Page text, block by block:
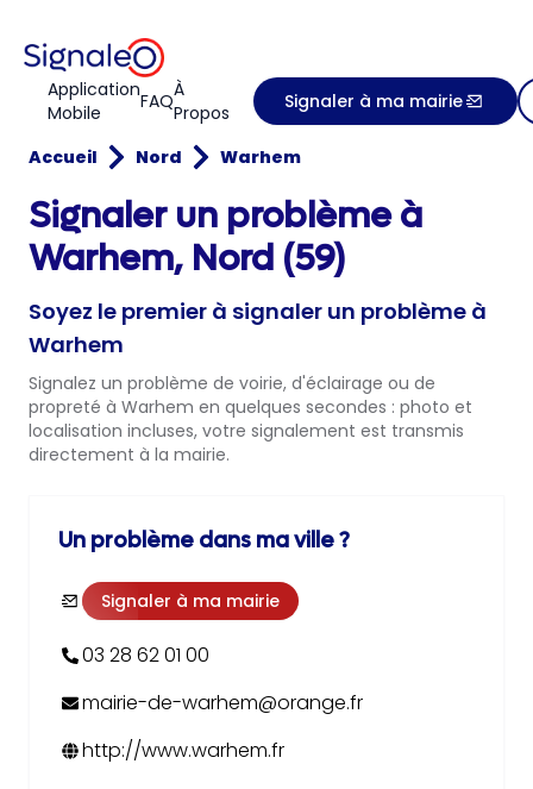
Application
Mobile
FAQÀ
Propos
Signaler à ma mairie
Accueil Nord Warhem
Signaler un problème à
Warhem, Nord (59)
Soyez le premier à signaler un problème à
Warhem
Signalez un problème de voirie, d'éclairage ou de
propreté à Warhem en quelques secondes : photo et
localisation incluses, votre signalement est transmis
directement à la mairie.
Un problème dans ma ville ?
Signaler à ma mairie
03 28 62 01 00
mairie-de-warhem@orange.fr
http://www.warhem.fr